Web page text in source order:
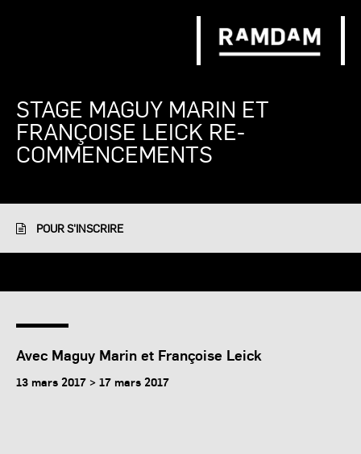
STAGE MAGUY MARIN ET
FRANÇOISE LEICK RE-
COMMENCEMENTS
POUR S'INSCRIRE
Avec Maguy Marin et Françoise Leick
13 mars 2017 > 17 mars 2017